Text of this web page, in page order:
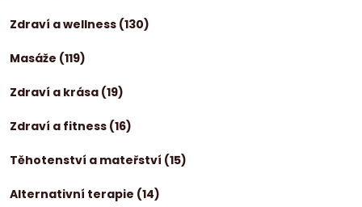
Zdraví a wellness (130)
Masáže (119)
Zdraví a krása (19)
Zdraví a fitness (16)
Těhotenství a mateřství (15)
Alternativní terapie (14)